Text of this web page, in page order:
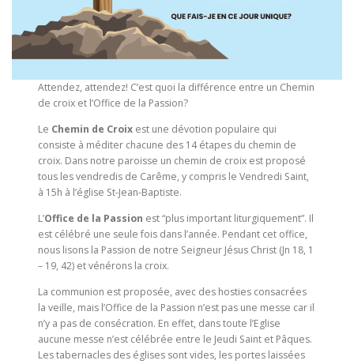
Attendez, attendez! C’est quoi la différence entre un Chemin
de croix et l’Office de la Passion?
Le Chemin de Croix est une dévotion populaire qui
consiste à méditer chacune des 14 étapes du chemin de
croix. Dans notre paroisse un chemin de croix est proposé
tous les vendredis de Carême, y compris le Vendredi Saint,
à 15h à l’église St-Jean-Baptiste.
L’Office de la Passion est “plus important liturgiquement”. Il
est célébré une seule fois dans l’année. Pendant cet office,
nous lisons la Passion de notre Seigneur Jésus Christ (Jn 18, 1
– 19, 42) et vénérons la croix.
La communion est proposée, avec des hosties consacrées
la veille, mais l’Office de la Passion n’est pas une messe car il
n’y a pas de consécration. En effet, dans toute l’Eglise
aucune messe n’est célébrée entre le Jeudi Saint et Pâques.
Les tabernacles des églises sont vides, les portes laissées